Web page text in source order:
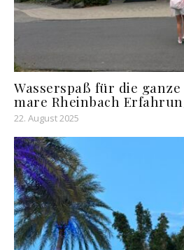
Wasserspaß für die
mare Rheinbach
22. August 2025